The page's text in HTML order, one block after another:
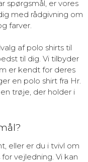
spørgsmål, er vores
med rådgivning om
farver.
af polo shirts til
til dig. Vi tilbyder
er kendt for deres
en polo shirt fra Hr.
trøje, der holder i
eller er du i tvivl om
vejledning. Vi kan